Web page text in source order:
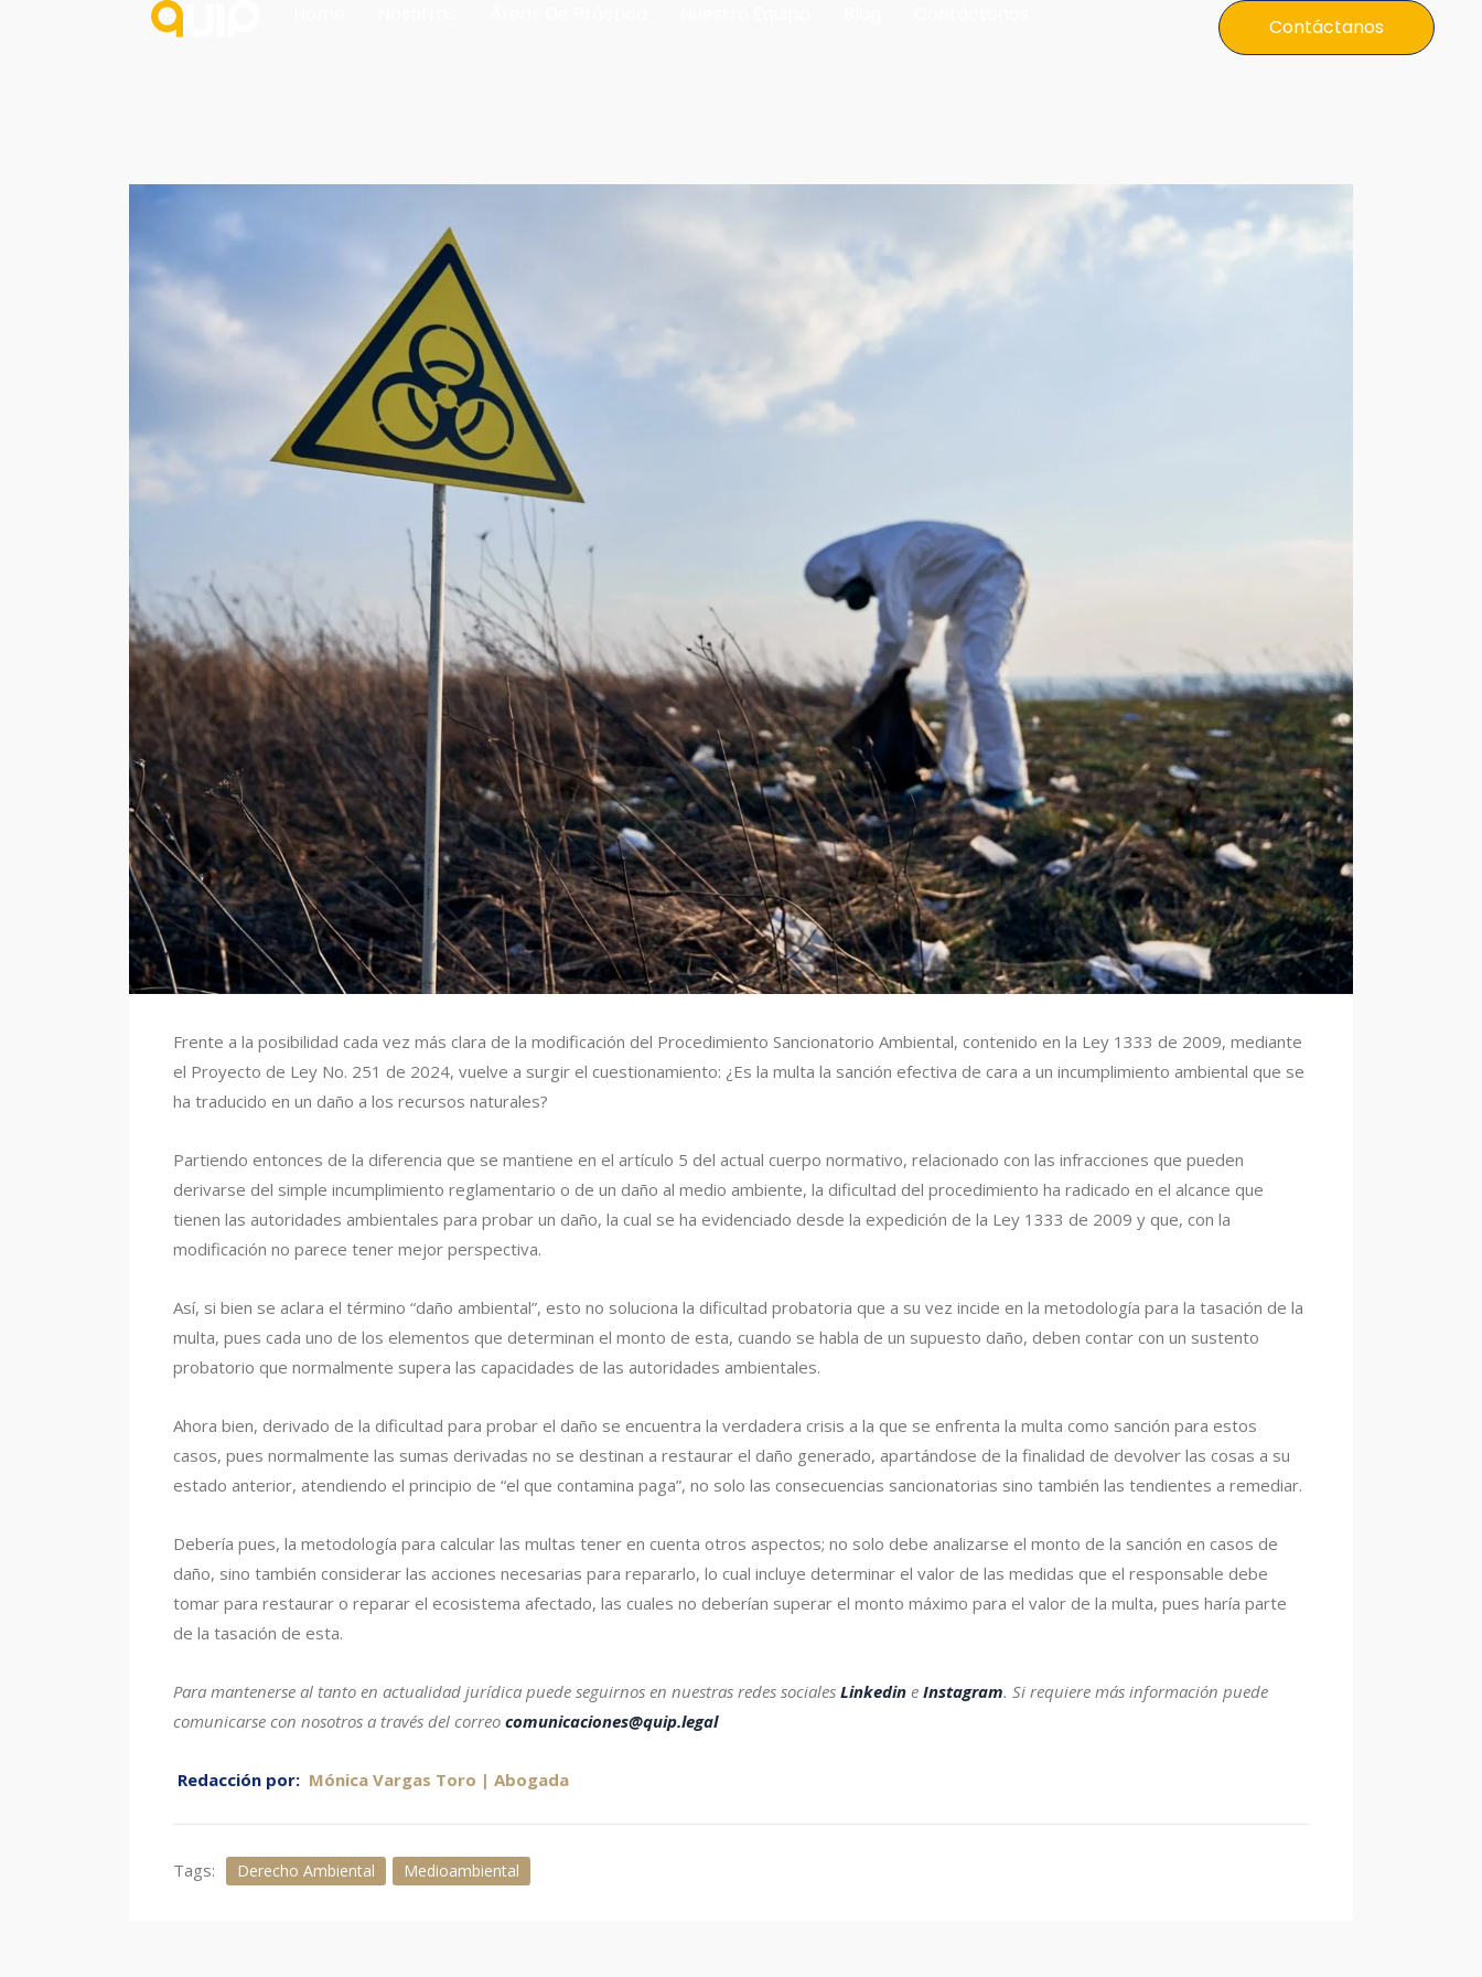
Contáctanos
Frente a la posibilidad cada vez más clara de la modificación del Procedimiento Sancionatorio Ambiental, contenido en la Ley 1333 de 2009, mediante
el Proyecto de Ley No. 251 de 2024, vuelve a surgir el cuestionamiento: ¿Es la multa la sanción efectiva de cara a un incumplimiento ambiental que se
ha traducido en un daño a los recursos naturales?
Partiendo entonces de la diferencia que se mantiene en el artículo 5 del actual cuerpo normativo, relacionado con las infracciones que pueden
derivarse del simple incumplimiento reglamentario o de un daño al medio ambiente, la dificultad del procedimiento ha radicado en el alcance que
tienen las autoridades ambientales para probar un daño, la cual se ha evidenciado desde la expedición de la Ley 1333 de 2009 y que, con la
modificación no parece tener mejor perspectiva.
Así, si bien se aclara el término “daño ambiental”, esto no soluciona la dificultad probatoria que a su vez incide en la metodología para la tasación de la
multa, pues cada uno de los elementos que determinan el monto de esta, cuando se habla de un supuesto daño, deben contar con un sustento
probatorio que normalmente supera las capacidades de las autoridades ambientales.
Ahora bien, derivado de la dificultad para probar el daño se encuentra la verdadera crisis a la que se enfrenta la multa como sanción para estos
casos, pues normalmente las sumas derivadas no se destinan a restaurar el daño generado, apartándose de la finalidad de devolver las cosas a su
estado anterior, atendiendo el principio de “el que contamina paga”, no solo las consecuencias sancionatorias sino también las tendientes a remediar.
Debería pues, la metodología para calcular las multas tener en cuenta otros aspectos; no solo debe analizarse el monto de la sanción en casos de
daño, sino también considerar las acciones necesarias para repararlo, lo cual incluye determinar el valor de las medidas que el responsable debe
tomar para restaurar o reparar el ecosistema afectado, las cuales no deberían superar el monto máximo para el valor de la multa, pues haría parte
de la tasación de esta.
Para mantenerse al tanto en actualidad jurídica puede seguirnos en nuestras redes sociales Linkedin e Instagram. Si requiere más información puede
comunicarse con nosotros a través del correo comunicaciones@quip.legal
Redacción por: Mónica Vargas Toro | Abogada
Tags: Derecho Ambiental Medioambiental